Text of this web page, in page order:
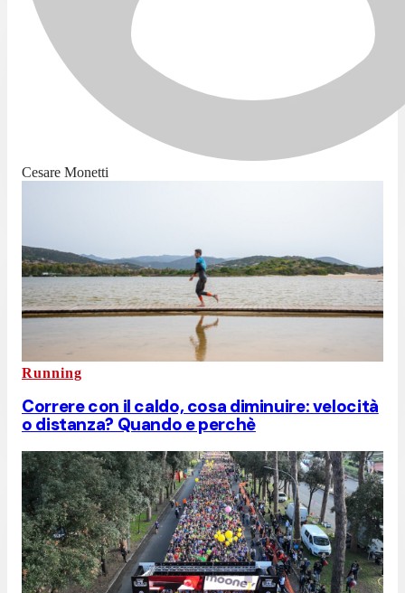
Cesare Monetti
Running
Correre con il caldo, cosa diminuire: velocità
o distanza? Quando e perchè